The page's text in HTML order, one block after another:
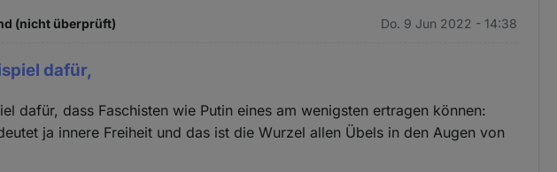
(nicht überprüft) Do. 9 Jun 2022 - 14:38
dafür,
dafür, dass Faschisten wie Putin eines am wenigsten ertragen können:
ja innere Freiheit und das ist die Wurzel allen Übels in den Augen von